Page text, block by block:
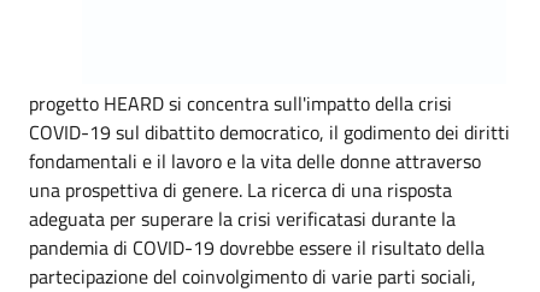
progetto HEARD si concentra sull'impatto della crisi
COVID-19 sul dibattito democratico, il godimento dei diritti
fondamentali e il lavoro e la vita delle donne attraverso
una prospettiva di genere. La ricerca di una risposta
adeguata per superare la crisi verificatasi durante la
pandemia di COVID-19 dovrebbe essere il risultato della
partecipazione del coinvolgimento di varie parti sociali,